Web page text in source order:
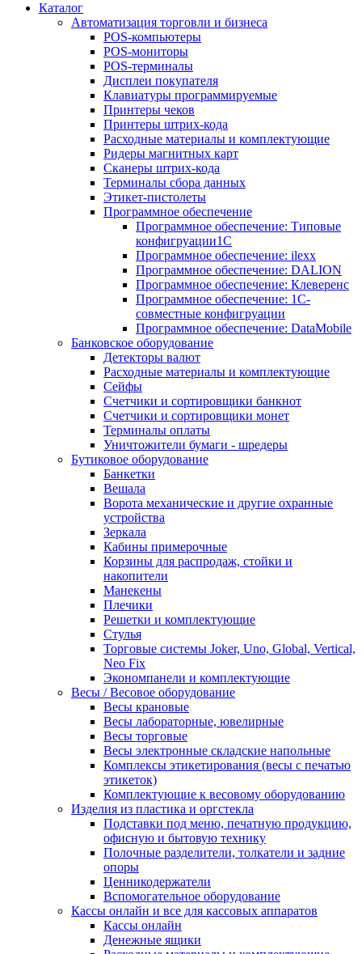
Каталог
Автоматизация торговли и бизнеса
POS-компьютеры
POS-мониторы
POS-терминалы
Дисплеи покупателя
Клавиатуры программируемые
Принтеры чеков
Принтеры штрих-кода
Расходные материалы и комплектующие
Ридеры магнитных карт
Сканеры штрих-кода
Терминалы сбора данных
Этикет-пистолеты
Программное обеспечение
Программное обеспечение: Типовые
конфигруации1С
Программное обеспечение: ilexx
Программное обеспечение: DALION
Программное обеспечение: Клеверенс
Программное обеспечение: 1С-
совместные конфигруации
Программное обеспечение: DataMobile
Банковское оборудование
Детекторы валют
Расходные материалы и комплектующие
Сейфы
Счетчики и сортировщики банкнот
Счетчики и сортировщики монет
Терминалы оплаты
Уничтожители бумаги - шредеры
Бутиковое оборудование
Банкетки
Вешала
Ворота механические и другие охранные
устройства
Зеркала
Кабины примерочные
Корзины для распродаж, стойки и
накопители
Манекены
Плечики
Решетки и комплектующие
Стулья
Торговые системы Joker, Uno, Global, Vertical,
Neo Fix
Экономпанели и комплектующие
Весы / Весовое оборудование
Весы крановые
Весы лабораторные, ювелирные
Весы торговые
Весы электронные складские напольные
Комплексы этикетирования (весы с печатью
этикеток)
Комплектующие к весовому оборудованию
Изделия из пластика и оргстекла
Подставки под меню, печатную продукцию,
офисную и бытовую технику
Полочные разделители, толкатели и задние
опоры
Ценникодержатели
Вспомогательное оборудование
Кассы онлайн и все для кассовых аппаратов
Кассы онлайн
Денежные ящики